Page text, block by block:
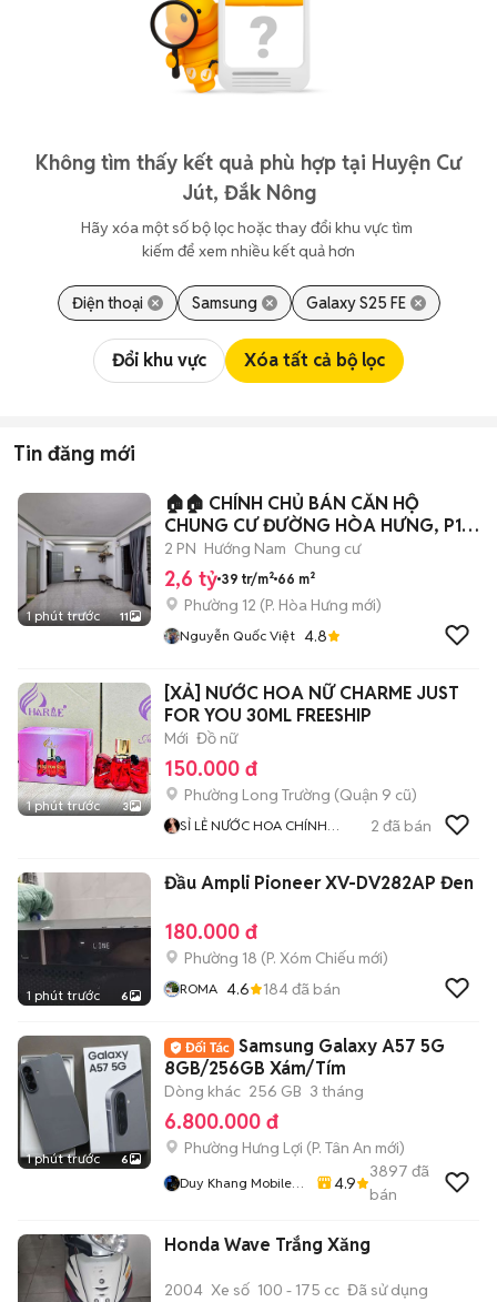
Không tìm thấy kết quả phù hợp tại Huyện Cư
Jút, Đắk Nông
Hãy xóa một số bộ lọc hoặc thay đổi khu vực tìm
kiếm để xem nhiều kết quả hơn
Điện thoại Samsung Galaxy S25 FE
Đổi khu vực Xóa tất cả bộ lọc
Tin đăng mới
1 phút trước 11
🏠🏠 CHÍNH CHỦ BÁN CĂN HỘ
CHUNG CƯ ĐƯỜNG HÒA HƯNG, P12,
Q10
2 PN Hướng Nam Chung cư
2,6 tỷ 39 tr/m² 66 m²
Phường 12 (P. Hòa Hưng mới)
Nguyễn Quốc Việt 4.8
1 phút trước 3
[XẢ] NƯỚC HOA NỮ CHARME JUST
FOR YOU 30ML FREESHIP
Mới Đồ nữ
150.000 đ
Phường Long Trường (Quận 9 cũ)
SỈ LẺ NƯỚC HOA CHÍNH
2 đã bán
1 phút trước 6
Đầu Ampli Pioneer XV-DV282AP Đen
180.000 đ
Phường 18 (P. Xóm Chiếu mới)
ROMA 4.6 184đã bán
1 phút trước 6
Samsung Galaxy A57 5G
8GB/256GB Xám/Tím
Dòng khác 256 GB 3 tháng
6.800.000 đ
Phường Hưng Lợi (P. Tân An mới)
Duy Khang Mobile
4.9
3897 đã
bán
Honda Wave Trắng Xăng
2004 Xe số 100 - 175 cc Đã sử dụng